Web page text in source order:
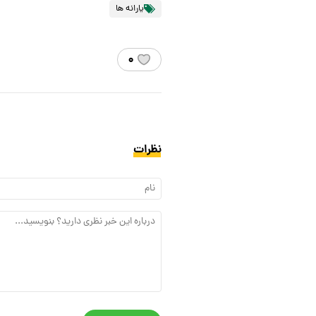
یارانه ها
۰
نظرات